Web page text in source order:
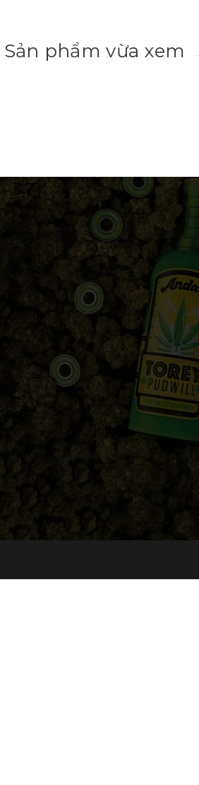
Sản phẩm vừa xem